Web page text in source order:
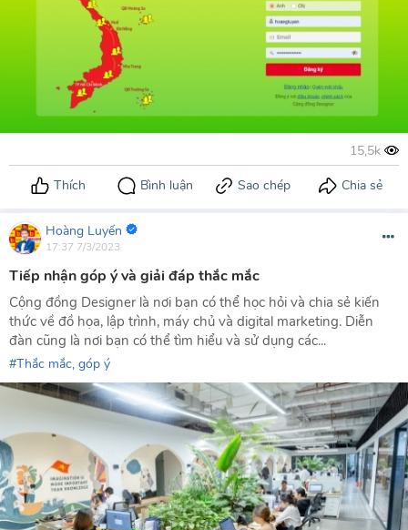
Hoàng Luyến
17:37 7/3/2023
Tiếp nhận góp ý và giải đáp thắc mắc
Cộng đồng Designer là nơi bạn có thể học hỏi và chia sẻ kiến
thức về đồ họa, lập trình, máy chủ và digital marketing. Diễn
đàn cũng là nơi bạn có thể tìm hiểu và sử dụng các...
Thắc mắc, góp ý